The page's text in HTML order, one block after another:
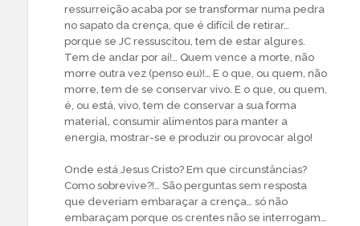
ressurreição acaba por se transformar numa pedra
no sapato da crença, que é difícil de retirar…
porque se JC ressuscitou, tem de estar algures.
Tem de andar por aí!… Quem vence a morte, não
morre outra vez (penso eu)!… E o que, ou quem, não
morre, tem de se conservar vivo. E o que, ou quem,
é, ou está, vivo, tem de conservar a sua forma
material, consumir alimentos para manter a
energia, mostrar-se e produzir ou provocar algo!
Onde está Jesus Cristo? Em que circunstâncias?
Como sobrevive?!… São perguntas sem resposta
que deveriam embaraçar a crença… só não
embaraçam porque os crentes não se interrogam…